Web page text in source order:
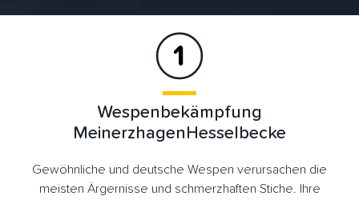
Wespenbekämpfung
MeinerzhagenHesselbecke
Gewöhnliche und deutsche Wespen verursachen die
meisten Ärgernisse und schmerzhaften Stiche. Ihre